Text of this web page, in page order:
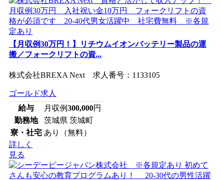
【月収例30万円！】リチウムイオンバッテリー製品の運
搬／フォークリフトの資...
株式会社BREXA Next 求人番号：1133105
ゴールド求人
給与
月収例300,000円
勤務地
茨城県 茨城町
寮・社宅 あり（無料）
詳しく
見る